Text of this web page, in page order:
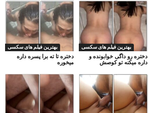
بهترین فیلم های سکسی
دختره تا ته برا پسره داره
میخوره
بهترین فیلم های سکسی
دختره رو داگی خوابونده و
داره میکنه تو کوصش